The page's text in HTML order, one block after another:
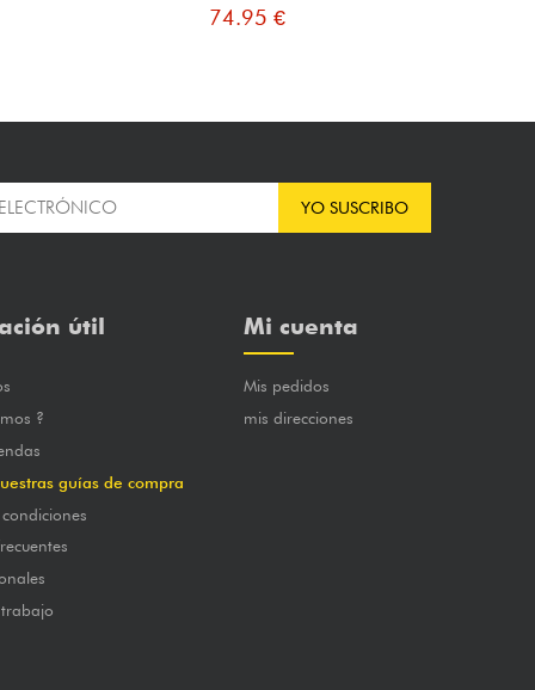
74.95 €
YO SUSCRIBO
útil
?
guías de compra
Mi cuenta
Mis pedidos
mis direcciones